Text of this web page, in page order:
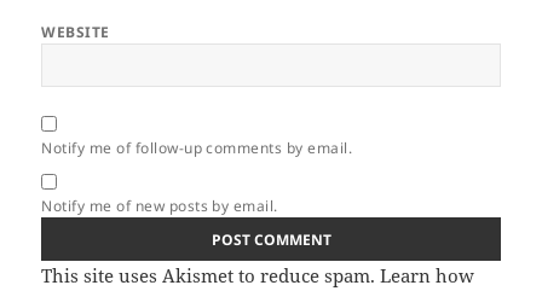
WEBSITE
Notify me of follow-up comments by email.
Notify me of new posts by email.
This site uses Akismet to reduce spam.Learn how